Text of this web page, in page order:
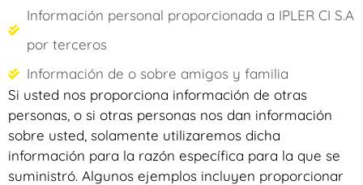
Información personal proporcionada a IPLER CI S.A
por terceros
Información de o sobre amigos y familia
Si usted nos proporciona información de otras
personas, o si otras personas nos dan información
sobre usted, solamente utilizaremos dicha
información para la razón específica para la que se
suministró. Algunos ejemplos incluyen proporcionar